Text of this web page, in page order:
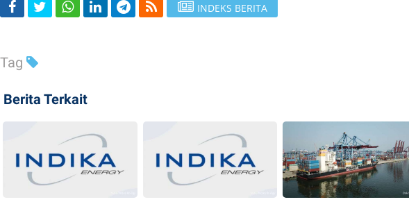
INDEKS BERITA
Tag
Berita Terkait